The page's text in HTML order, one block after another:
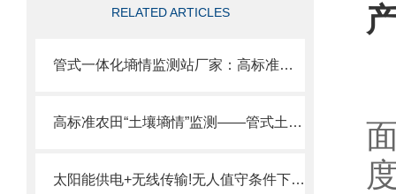
RELATED ARTICLES
管式一体化墒情监测站厂家：高标准农田项目专用立杆即用不破坏地表。
高标准农田“土壤墒情”监测——管式土壤含水率监测站技术解决方案
太阳能供电+无线传输!无人值守条件下如何实现多层土壤水分监测?